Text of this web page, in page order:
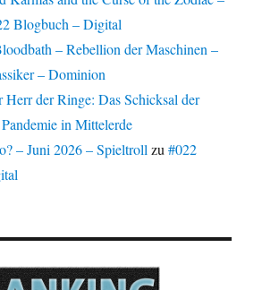
Blogbuch – Digital
– Rebellion der Maschinen –
– Dominion
Herr der Ringe: Das Schicksal der
in Mittelerde
– Juni 2026 – Spieltroll zu#022